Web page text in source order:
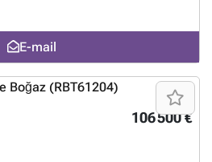
E-mail
106 500 €